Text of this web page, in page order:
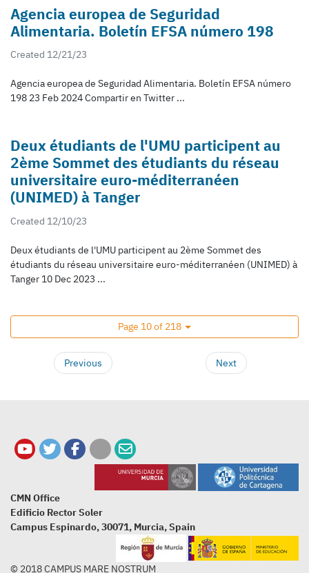
Agencia europea de Seguridad
Alimentaria. Boletín EFSA número 198
Created 12/21/23
Agencia europea de Seguridad Alimentaria. Boletín EFSA número
198 23 Feb 2024 Compartir en Twitter ...
Deux étudiants de l'UMU participent au
2ème Sommet des étudiants du réseau
universitaire euro-méditerranéen
(UNIMED) à Tanger
Created 12/10/23
Deux étudiants de l'UMU participent au 2ème Sommet des
étudiants du réseau universitaire euro-méditerranéen (UNIMED) à
Tanger 10 Dec 2023 ...
Page 10 of 218
Previous Next
CMN Office
Edificio Rector Soler
Campus Espinardo, 30071, Murcia, Spain
© 2018 CAMPUS MARE NOSTRUM